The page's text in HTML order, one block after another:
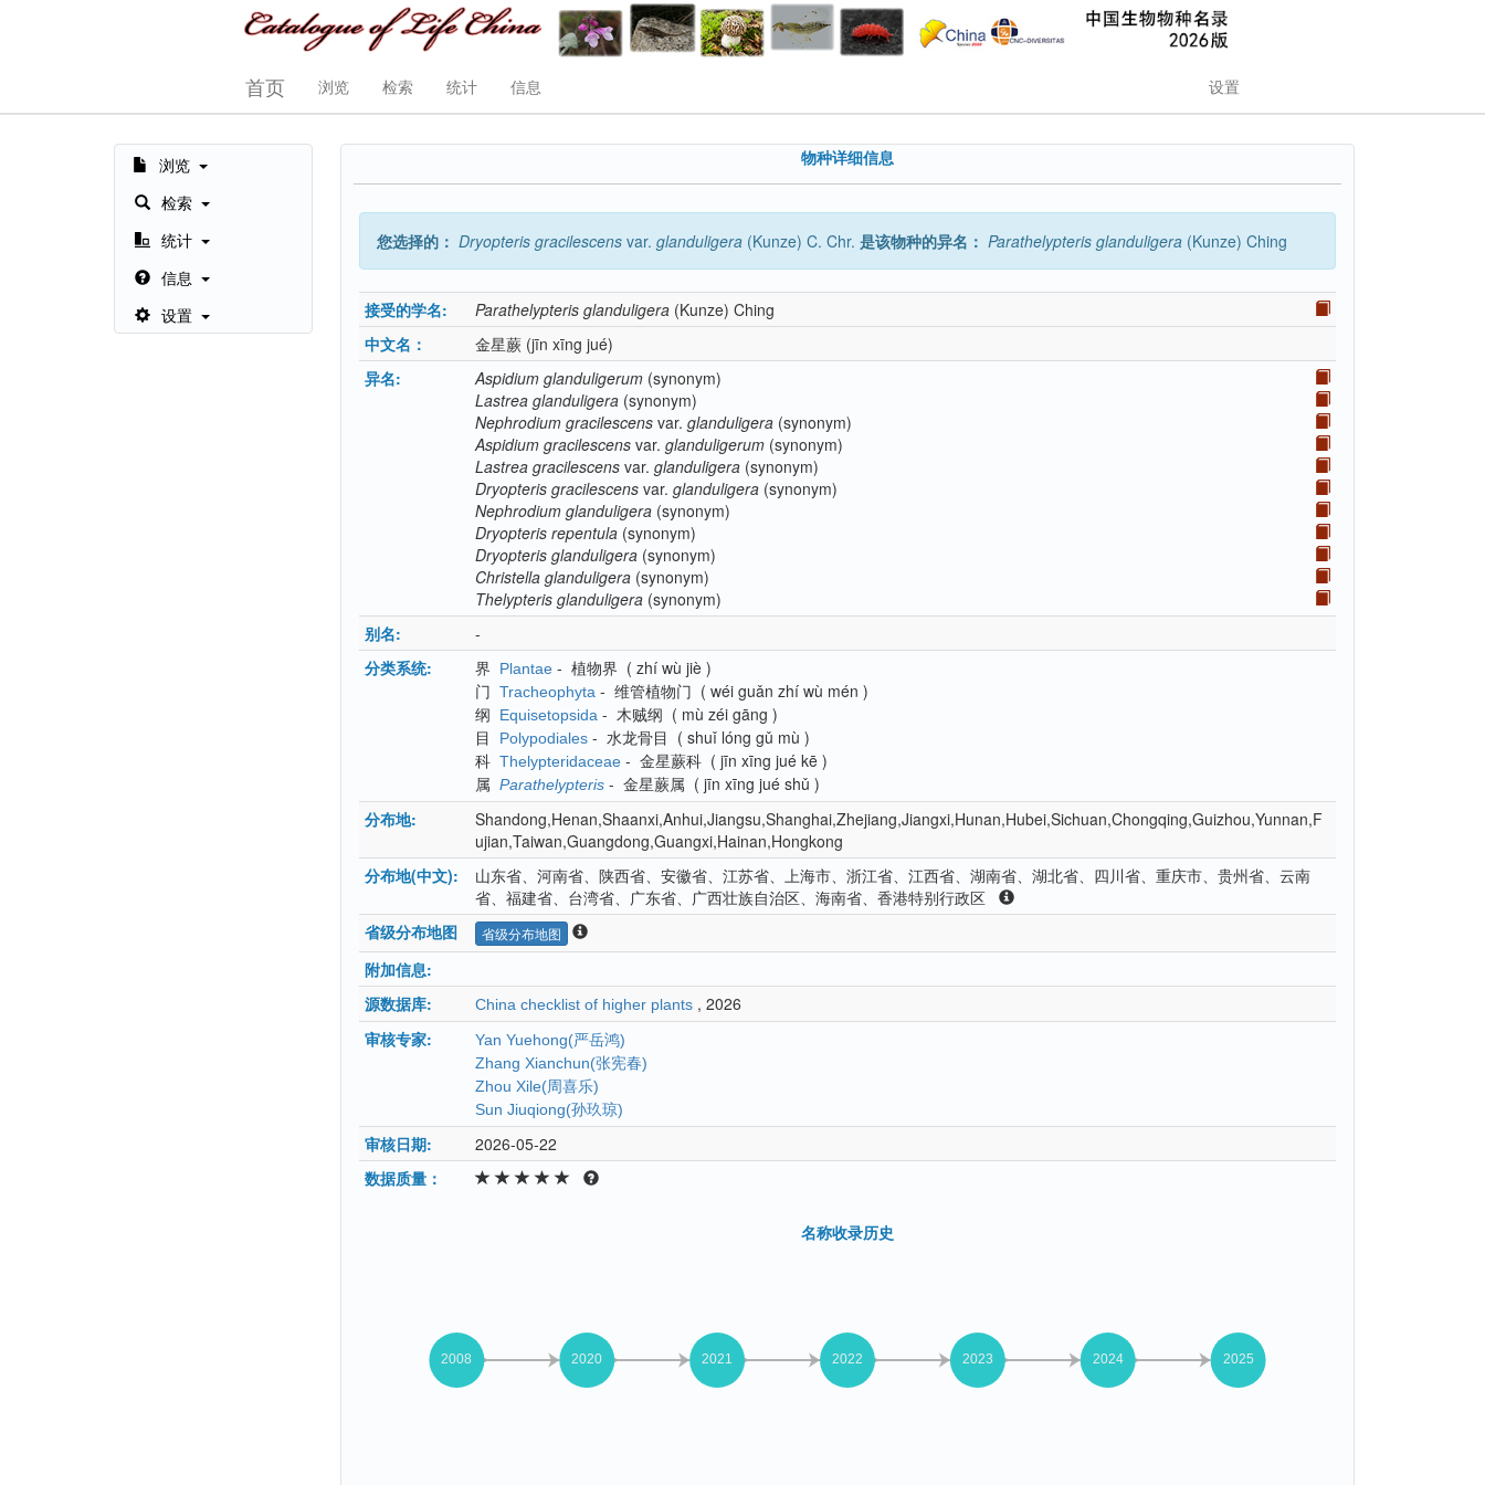
首页 浏览 检索 统计 信息 设置
浏览
检索
统计
信息
设置
物种详细信息
您选择的： Dryopteris gracilescens var. glanduligera (Kunze) C. Chr. 是该物种的异名： Parathelypteris glanduligera (Kunze) Ching
接受的学名: Parathelypteris glanduligera (Kunze) Ching
中文名：
金星蕨 (jīn xīng jué)
异名:
Aspidium glanduligerum (synonym)
Lastrea glanduligera (synonym)
Nephrodium gracilescens var. glanduligera (synonym)
Aspidium gracilescens var. glanduligerum (synonym)
Lastrea gracilescens var. glanduligera (synonym)
Dryopteris gracilescens var. glanduligera (synonym)
Nephrodium glanduligera (synonym)
Dryopteris repentula (synonym)
Dryopteris glanduligera (synonym)
Christella glanduligera (synonym)
Thelypteris glanduligera (synonym)
别名:
-
分类系统:
界 Plantae - 植物界 ( zhí wù jiè )
门 Tracheophyta - 维管植物门 ( wéi guǎn zhí wù mén )
纲
Equisetopsida - 木贼纲 ( mù zéi gāng )
目
Polypodiales - 水龙骨目 ( shuǐ lóng gǔ mù )
科 Thelypteridaceae - 金星蕨科 ( jīn xīng jué kē )
属 Parathelypteris - 金星蕨属 ( jīn xīng jué shǔ )
分布地:
Shandong,Henan,Shaanxi,Anhui,Jiangsu,Shanghai,Zhejiang,Jiangxi,Hunan,Hubei,Sichuan,Chongqing,Guizhou,Yunnan,F
ujian,Taiwan,Guangdong,Guangxi,Hainan,Hongkong
分布地(中文):
山东省、河南省、陕西省、安徽省、江苏省、上海市、浙江省、江西省、湖南省、湖北省、四川省、重庆市、贵州省、云南
省、福建省、台湾省、广东省、广西壮族自治区、海南省、香港特别行政区
省级分布地图
省级分布地图
附加信息:
源数据库:
China checklist of higher plants , 2026
审核专家:
Yan Yuehong(严岳鸿)
Zhang Xianchun(张宪春)
Zhou Xile(周喜乐)
Sun Jiuqiong(孙玖琼)
审核日期:
2026-05-22
数据质量：
名称收录历史